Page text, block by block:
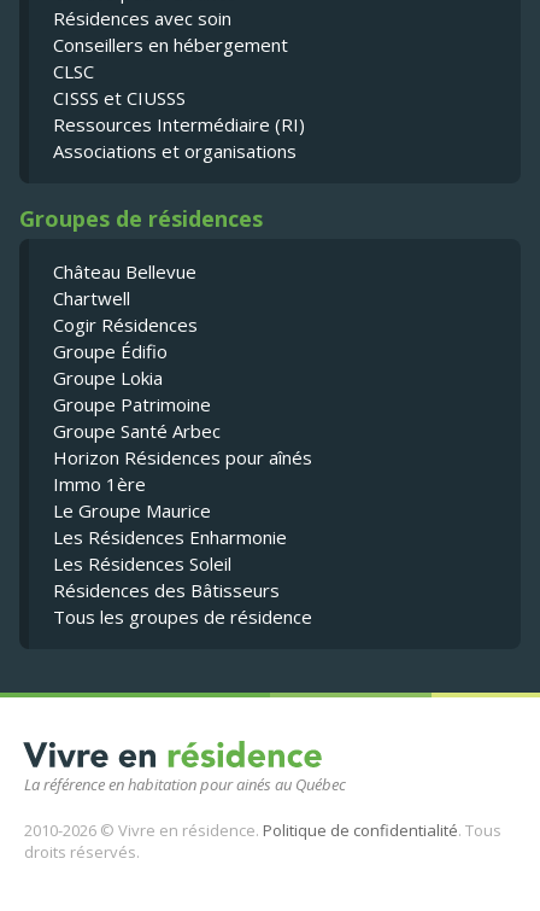
La référence en habitation pour ainés au Québec
2010-2026 © Vivre en résidence. Politique de confidentialité. Tous
droits réservés.
Résidences avec soin
Conseillers en hébergement
CLSC
CISSS et CIUSSS
Ressources Intermédiaire (RI)
Associations et organisations
Groupes de résidences
Château Bellevue
Chartwell
Cogir Résidences
Groupe Édifio
Groupe Lokia
Groupe Patrimoine
Groupe Santé Arbec
Horizon Résidences pour aînés
Immo 1ère
Le Groupe Maurice
Les Résidences Enharmonie
Les Résidences Soleil
Résidences des Bâtisseurs
Tous les groupes de résidence